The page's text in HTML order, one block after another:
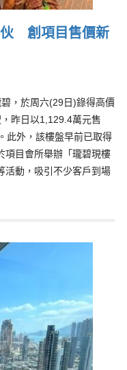
伙 創項目售價新
，於周六(29日)錄得高價
昨日以1,129.4萬元售
此外，該樓盤早前已取得
項目會所舉辦「瓏碧現樓
活動，吸引不少客戶到場